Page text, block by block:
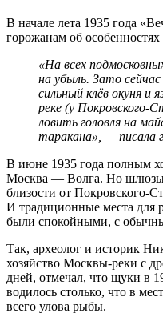
В начале лета 1935 года
горожанам об особенностях
«На всех
на убыль. Зато
сильный клёв окуня и
реке (у Покровского-
ловить головля на
таракана», — писала
В июне 1935 года полным
Москва — Волга. Но
близости от Покровского-
И традиционные места для
были спокойными, с
Так, археолог и историк
хозяйство Москвы-реки с
дней, отмечал, что щуки в
водилось столько, что в
всего улова рыбы.